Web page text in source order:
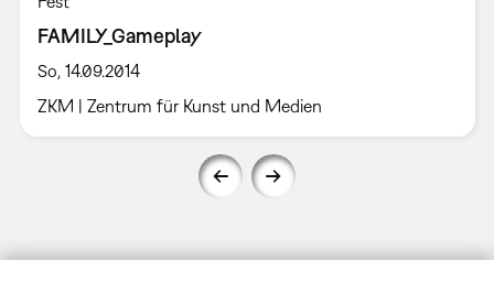
FAMILY_Gameplay
So, 14.09.2014
ZKM | Zentrum für Kunst und Medien